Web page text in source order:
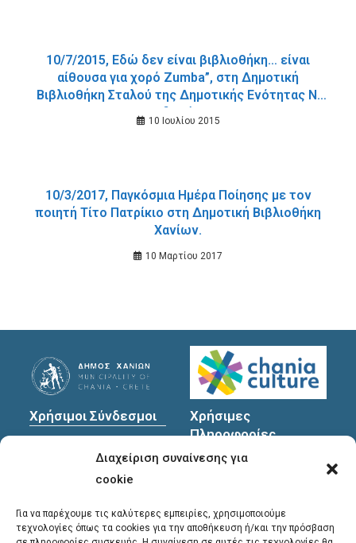
Διαχείριση συναίνεσης για
cookie
Για να παρέχουμε τις καλύτερες εμπειρίες, χρησιμοποιούμε
τεχνολογίες όπως τα cookies για την αποθήκευση ή/και την πρόσβαση
10/7/2015, Εδώ δεν είναι βιβλιοθήκη… είναι
αίθουσα για χορό Zumba”, στη Δημοτική
Βιβλιοθήκη Σταλού της Δημοτικής Ενότητας Ν.
Κυδωνίας.
10 Ιουλίου 2015
10/3/2017, Παγκόσμια Ημέρα Ποίησης με τον
ποιητή Τίτο Πατρίκιο στη Δημοτική Βιβλιοθήκη
Χανίων.
10 Μαρτίου 2017
Χρήσιμοι Σύνδεσμοι
Προσωπικών
Χρήσιμες
Πληροφορίες
Διεύθυνση
Χανιά, 731 35